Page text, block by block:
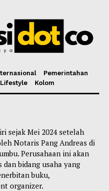
Pemerintahan
Lifestyle Kolom
sejak Mei 2024 setelah
Notaris Pang Andreas di
Perusahaan ini akan
bidang usaha yang
buku,
organizer.